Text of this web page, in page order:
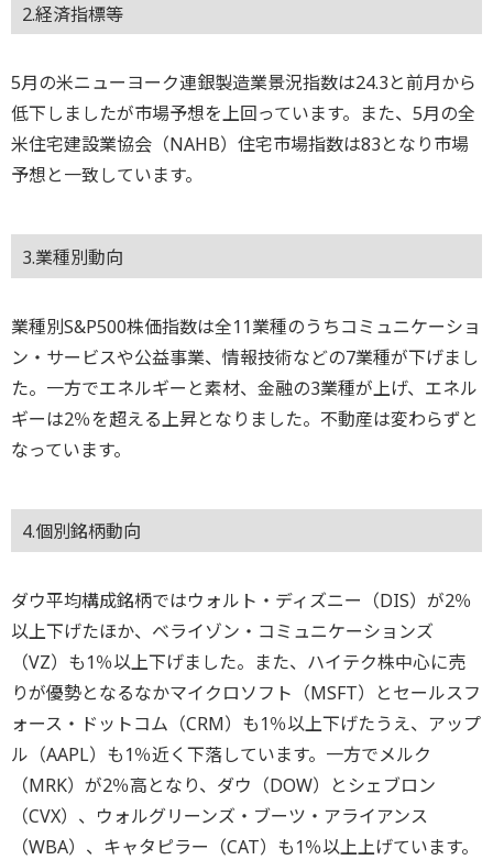
2.経済指標等
5月の米ニューヨーク連銀製造業景況指数は24.3と前月から
低下しましたが市場予想を上回っています。また、5月の全
米住宅建設業協会（NAHB）住宅市場指数は83となり市場
予想と一致しています。
3.業種別動向
業種別S&P500株価指数は全11業種のうちコミュニケーショ
ン・サービスや公益事業、情報技術などの7業種が下げまし
た。一方でエネルギーと素材、金融の3業種が上げ、エネル
ギーは2％を超える上昇となりました。不動産は変わらずと
なっています。
4.個別銘柄動向
ダウ平均構成銘柄ではウォルト・ディズニー（DIS）が2％
以上下げたほか、ベライゾン・コミュニケーションズ
（VZ）も1％以上下げました。また、ハイテク株中心に売
りが優勢となるなかマイクロソフト（MSFT）とセールスフ
ォース・ドットコム（CRM）も1％以上下げたうえ、アップ
ル（AAPL）も1％近く下落しています。一方でメルク
（MRK）が2％高となり、ダウ（DOW）とシェブロン
（CVX）、ウォルグリーンズ・ブーツ・アライアンス
（WBA）、キャタピラー（CAT）も1％以上上げています。